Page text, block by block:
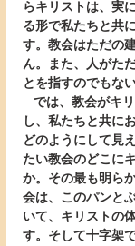
らキリストは、実
る形で私たちと共
す。教会はただの
ん。また、人がた
とを指すのでもな
し、私たちと共に
どのようにして見
たい教会のどこに
か。その最も明ら
会は、このパンと
いて、キリストの
す。そして十字架